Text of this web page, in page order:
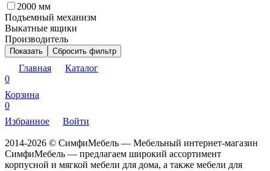
2000 мм
Подъемный механизм
Выкатные ящики
Производитель
Показать Сбросить фильтр
Главная
Каталог
0
Корзина
0
Избранное
Войти
2014-2026 © СимфиМебель — Мебельный интернет-магазин
СимфиМебель — предлагаем широкий ассортимент
корпусной и мягкой мебели для дома, а также мебели для